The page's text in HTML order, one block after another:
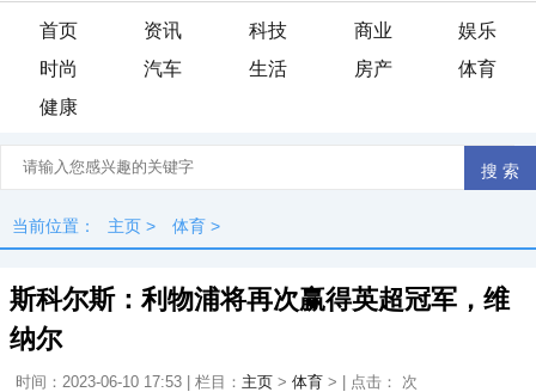
首页 资讯 科技 商业
娱乐
时尚
汽车 生活 房产
体育
健康
当前位置： 主页 > 体育 >
斯科尔斯：利物浦将再次赢得英超冠军，维
纳尔
时间：2023-06-10 17:53 | 栏目： 主页 > 体育 > | 点击： 次